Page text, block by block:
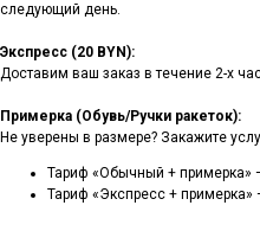
следующий день.
Экспресс (20 BYN):
Доставим ваш заказ в течение 2-х
Примерка (Обувь/Ручки ракеток):
Не уверены в размере? Закажите
Тариф «Обычный + примерка»
Тариф «Экспресс + примерка»